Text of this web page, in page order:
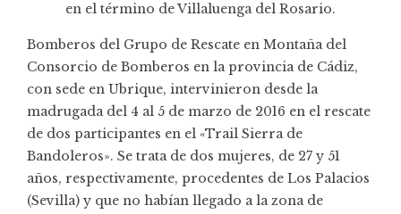
en el término de Villaluenga del Rosario.
Bomberos del Grupo de Rescate en Montañadel
Consorcio de Bomberos en la provincia de Cádiz,
con sede en Ubrique, intervinieron desde la
madrugada del 4 al 5 de marzo de 2016 en el rescate
de dos participantes en el «Trail Sierra de
Bandoleros». Se trata de dos mujeres, de 27 y 51
años, respectivamente, procedentes de Los Palacios
(Sevilla) y que no habían llegado a la zona de